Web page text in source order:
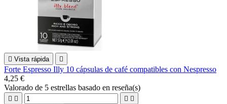
 Vista rápida 
Forte Espresso Illy 10 cápsulas de café compatibles con Nespresso
4,25 €
Valorado de 5 estrellas basado en reseña(s)
   